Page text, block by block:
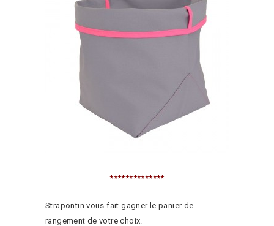
**************
Strapontin vous fait gagner le panier de
rangement de votre choix.